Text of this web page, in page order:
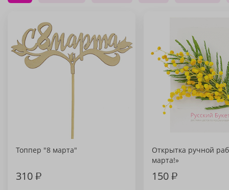
Топпер "8 марта"
310₽
Открытка ручной
марта!»
150₽